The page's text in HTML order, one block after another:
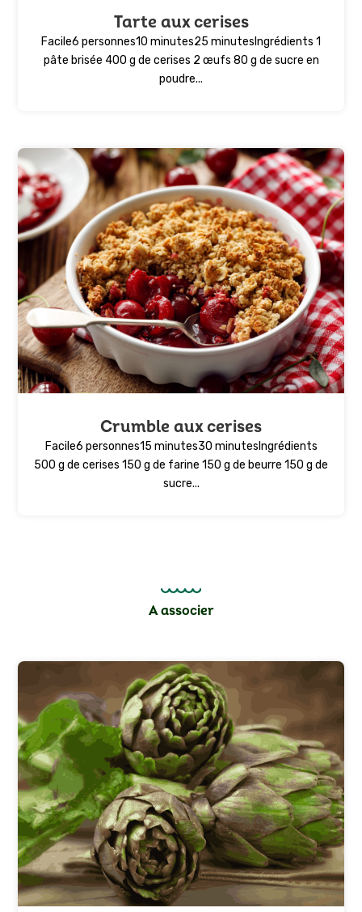
Tarte aux cerises
Facile6 personnes10 minutes25 minutesIngrédients 1
pâte brisée 400 g de cerises 2 œufs 80 g de sucre en
poudre...
Crumble aux cerises
Facile6 personnes15 minutes30 minutesIngrédients
500 g de cerises 150 g de farine 150 g de beurre 150 g de
sucre...
A associer